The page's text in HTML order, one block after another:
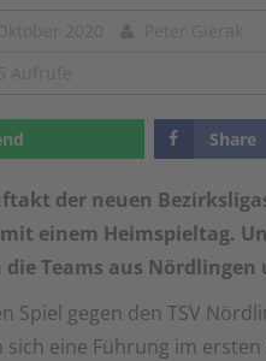
Share
der neuen
einem Heimspieltag.
Teams aus
Spiel gegen den TSV
sich eine Führung im